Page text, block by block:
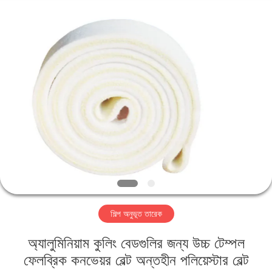
আমাদের
কারখানা
শিল্প অনুভূত তারেক
অ্যালুমিনিয়াম কুলিং বেডগুলির জন্য উচ্চ টেম্পল
ফেলব্রিক কনভেয়র বেল্ট অন্তহীন পলিয়েস্টার বেল্ট